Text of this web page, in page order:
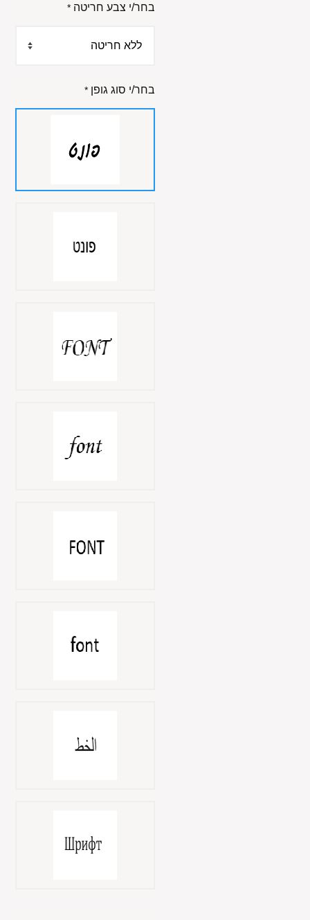
בחר/י צבע חריטה *
בחר/י סוג גופן *